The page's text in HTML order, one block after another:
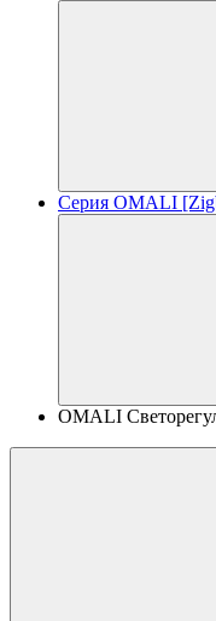
Серия OMALI
OMALI